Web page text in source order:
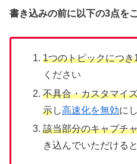
書き込みの前に以下の3点を
1つのトピックにつき
ください
不具合・カスタマイ
示し高速化を無効に
該当部分のキャプチ
き込んでいただける